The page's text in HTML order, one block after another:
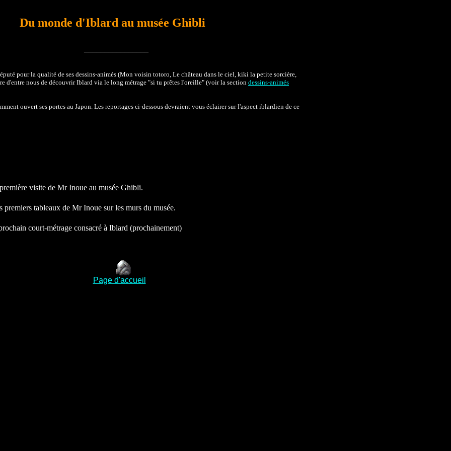
Du monde d'Iblard au musée Ghibli
pour la qualité de ses dessins-animés (Mon voisin totoro, Le château dans le ciel, kiki la petite sorcière,
d'entre nous de découvrir Iblard via le long métrage "si tu prêtes l'oreille" (voir la section dessins-animés
ouvert ses portes au Japon. Les reportages ci-dessous devraient vous éclairer sur l'aspect iblardien de ce
visite de Mr Inoue au musée Ghibli.
premiers tableaux de Mr Inoue sur les murs du musée.
court-métrage consacré à Iblard (prochainement)
Page d'accueil